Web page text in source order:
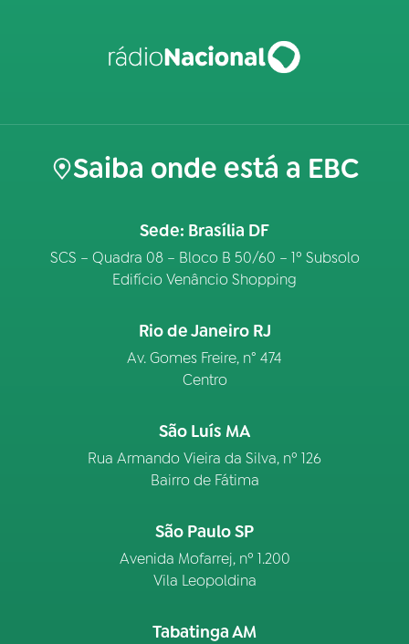
Saiba onde está a EBC
Sede: Brasília DF
SCS – Quadra 08 – Bloco B 50/60 – 1º Subsolo
Edifício Venâncio Shopping
Rio de Janeiro RJ
Av. Gomes Freire, n° 474
Centro
São Luís MA
Rua Armando Vieira da Silva, nº 126
Bairro de Fátima
São Paulo SP
Avenida Mofarrej, nº 1.200
Vila Leopoldina
Tabatinga AM